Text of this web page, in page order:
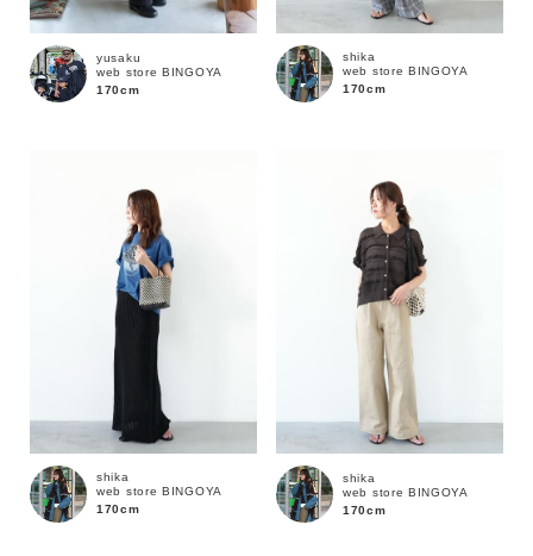
在庫
在庫あり 在庫なし含む
yusaku
web store BINGOYA
170cm
shika
web store BINGOYA
170cm
shika
web store BINGOYA
170cm
shika
web store BINGOYA
170cm